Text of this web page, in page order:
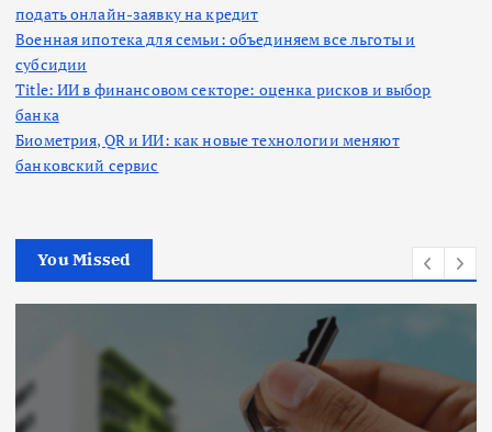
подать онлайн-заявку на кредит
Военная ипотека для семьи: объединяем все льготы и
субсидии
Title: ИИ в финансовом секторе: оценка рисков и выбор
банка
Биометрия, QR и ИИ: как новые технологии меняют
банковский сервис
You Missed